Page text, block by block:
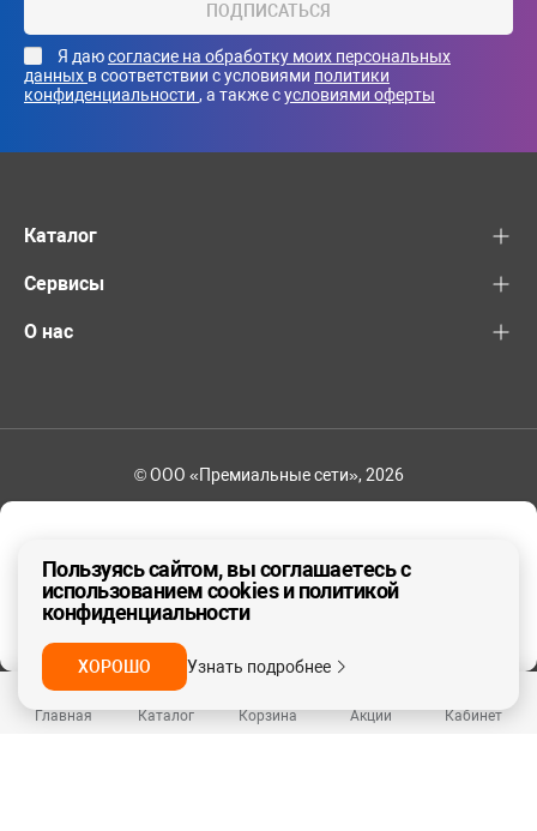
Главная Каталог Корзина Акции Кабинет
ДА, ВЕРНО
ПОДПИСАТЬСЯ
Я даюсогласие на обработку моих персональных
данных в соответствии с условиями политики
конфиденциальности , а также сусловиями оферты
Каталог
Сервисы
О нас
© ООО «Премиальные сети», 2026
Пользуясь сайтом, вы соглашаетесь с
использованием cookies и политикой
конфиденциальности
ХОРОШО Узнать подробнее